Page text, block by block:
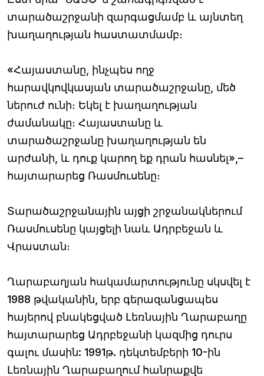
տարածաշրջանի զարգացմամբ և այնտեղ
խաղաղության հաստատմամբ։
«Հայաստանը, ինչպես ողջ
հարավկովկասյան տարածաշրջանը, մեծ
ներուժ ունի։ Եկել է խաղաղության
ժամանակը։ Հայաստանը և
տարածաշրջանը խաղաղության են
արժանի, և դուք կարող եք դրան հասնել»,–
հայտարարեց Ռասմուսենը։
Տարածաշրջանային այցի շրջանակներում
Ռասմուսենը կայցելի նաև Ադրբեջան և
Վրաստան։
Ղարաբաղյան հակամարտությունը սկսվել է
1988 թվականին, երբ գերազանցապես
հայերով բնակեցված Լեռնային Ղարաբաղը
հայտարարեց Ադրբեջանի կազմից դուրս
գալու մասին: 1991թ. դեկտեմբերի 10-ին
Լեռնային Ղարաբաղում հանրաքվե